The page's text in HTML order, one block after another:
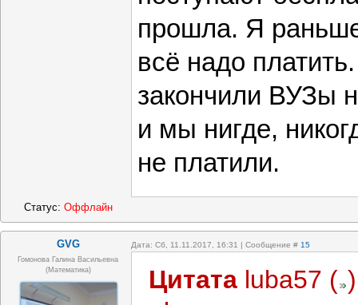
прошла. Я
всё надо
закончили ВУЗы
и мы нигде,
не платили.
Статус: Оффлайн
GVG Дата: Сб, 11.11.2017, 16:31 | Сообщение # 15
Гомонова Галина Васильевна
(математика)
Цитата luba57 ( )